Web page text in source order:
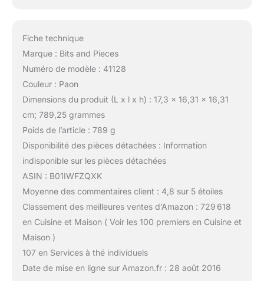
Fiche technique
Marque : Bits and Pieces
Numéro de modèle : 41128
Couleur : Paon
Dimensions du produit (L x l x h) : 17,3 x 16,31 x 16,31
cm; 789,25 grammes
Poids de l’article : 789 g
Disponibilité des pièces détachées : Information
indisponible sur les pièces détachées
ASIN : B01IWFZQXK
Moyenne des commentaires client : 4,8 sur 5 étoiles
Classement des meilleures ventes d’Amazon : 729 618
en Cuisine et Maison ( Voir les 100 premiers en Cuisine et
Maison )
107 en Services à thé individuels
Date de mise en ligne sur Amazon.fr : 28 août 2016